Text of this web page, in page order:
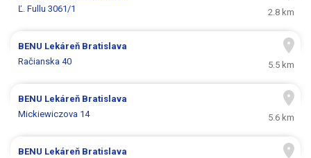
Ľ. Fullu 3061/1
2.8 km
BENU Lekáreň Bratislava
Račianska 40
5.5 km
BENU Lekáreň Bratislava
Mickiewiczova 14
5.6 km
BENU Lekáreň Bratislava